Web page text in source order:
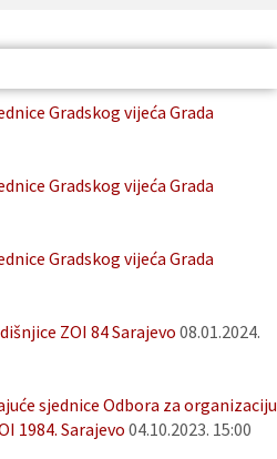
Gradskog vijeća Grada
Gradskog vijeća Grada
Gradskog vijeća Grada
ZOI 84 Sarajevo 08.01.2024.
sjednice Odbora za organizaciju
1984. Sarajevo 04.10.2023. 15:00